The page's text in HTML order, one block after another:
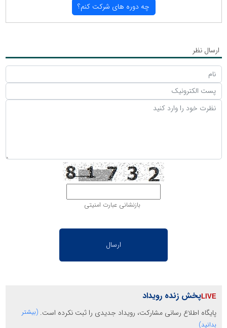
چه دوره های شركت كنم؟
ارسال نظر
بازنشانی عبارت امنیتی
پخش زنده رویداد
پایگاه اطلاع رسانی مشارکت، رویداد جدیدی را ثبت نکرده است. (بیشتر
بدانید)